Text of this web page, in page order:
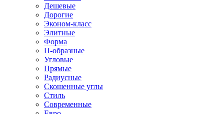
Дешевые
Дорогие
Эконом-класс
Элитные
Форма
П-образные
Угловые
Прямые
Радиусные
Скошенные углы
Стиль
Современные